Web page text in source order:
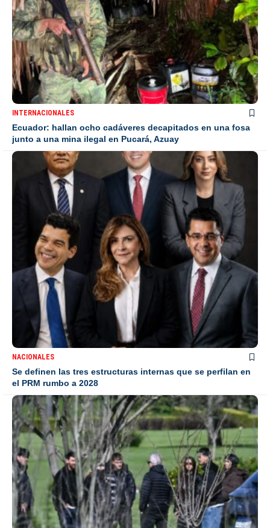
INTERNACIONALES
Ecuador: hallan ocho cadáveres decapitados en una fosa
junto a una mina ilegal en Pucará, Azuay
NACIONALES
Se definen las tres estructuras internas que se perfilan en
el PRM rumbo a 2028